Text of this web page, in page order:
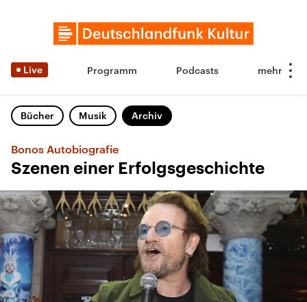
Live Programm Podcasts
Bücher Musik Archiv
Bonos Autobiografie
Szenen einer Erfolgsgeschichte